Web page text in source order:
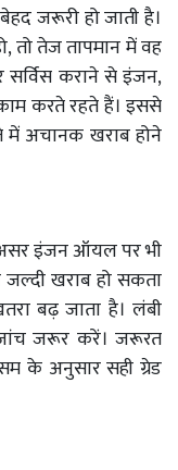
जरूरी हो जाती है।
तो तेज तापमान में वह
कराने से इंजन,
करते रहते हैं। इससे
में अचानक खराब होने
असर इंजन ऑयल पर भी
खराब हो सकता
बढ़ जाता है। लंबी
जरूर करें। जरूरत
के अनुसार सही ग्रेड